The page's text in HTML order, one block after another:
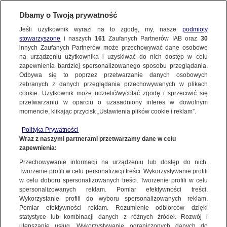
SUBSKRYBUJ
POWIĄZANE MATERIAŁY
Joński: prezydent "żadnej ustawy
nie podpisał". Podpisał
KONKRET24
Berkowicz: WOŚP "sprzęt dzierżawi
i zarabia na tym". Nieprawda
KONKRET24
"Kot zneutralizował drona
Dbamy o Twoją prywatność
Jeśli użytkownik wyrazi na to zgodę, my, nasze podmioty
stowarzyszone i naszych 161Zaufanych Partnerów IAB oraz 30
innych Zaufanych Partnerów może przechowywać dane osobowe
na urządzeniu użytkownika i uzyskiwać do nich dostęp w celu
zapewnienia bardziej spersonalizowanego sposobu przeglądania.
Odbywa się to poprzez przetwarzanie danych osobowych
zebranych z danych przeglądania przechowywanych w plikach
cookie. Użytkownik może udzielić/wycofać zgodę i sprzeciwić się
przetwarzaniu w oparciu o uzasadniony interes w dowolnym
momencie, klikając przycisk „Ustawienia plików cookie i reklam”.
Polityka Prywatności
Wraz z naszymi partnerami przetwarzamy dane w celu
zapewnienia:
Przechowywanie informacji na urządzeniu lub dostęp do nich.
Tworzenie profili w celu personalizacji treści. Wykorzystywanie profili
w celu doboru spersonalizowanych treści. Tworzenie profili w celu
spersonalizowanych reklam. Pomiar efektywności treści.
Wykorzystanie profili do wyboru spersonalizowanych reklam.
Pomiar efektywności reklam. Rozumienie odbiorców dzięki
statystyce lub kombinacji danych z różnych źródeł. Rozwój i